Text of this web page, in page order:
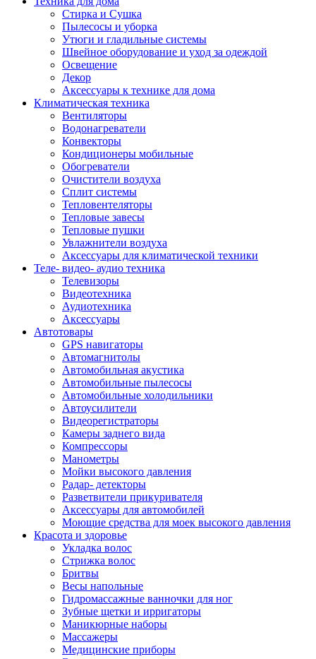
Стирка и Сушка
Пылесосы и уборка
Утюги и гладильные системы
Швейное оборудование и уход за одеждой
Освещение
Декор
Аксессуары к технике для дома
Климатическая техника
Вентиляторы
Водонагреватели
Конвекторы
Кондиционеры мобильные
Обогреватели
Очистители воздуха
Сплит системы
Тепловентеляторы
Тепловые завесы
Тепловые пушки
Увлажнители воздуха
Аксессуары для климатической техники
Теле- видео- аудио техника
Телевизоры
Видеотехника
Аудиотехника
Аксессуары
Автотовары
GPS навигаторы
Автомагнитолы
Автомобильная акустика
Автомобильные пылесосы
Автомобильные холодильники
Автоусилители
Видеорегистраторы
Камеры заднего вида
Компрессоры
Манометры
Мойки высокого давления
Радар- детекторы
Разветвители прикуривателя
Аксессуары для автомобилей
Моющие средства для моек высокого давления
Красота и здоровье
Укладка волос
Стрижка волос
Бритвы
Весы напольные
Гидромассажные ванночки для ног
Зубные щетки и ирригаторы
Маникюрные наборы
Массажеры
Медицинские приборы